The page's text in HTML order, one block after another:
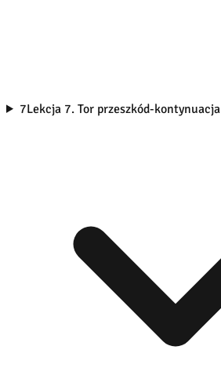
7Lekcja 7. Tor przeszkód-kontynuacja